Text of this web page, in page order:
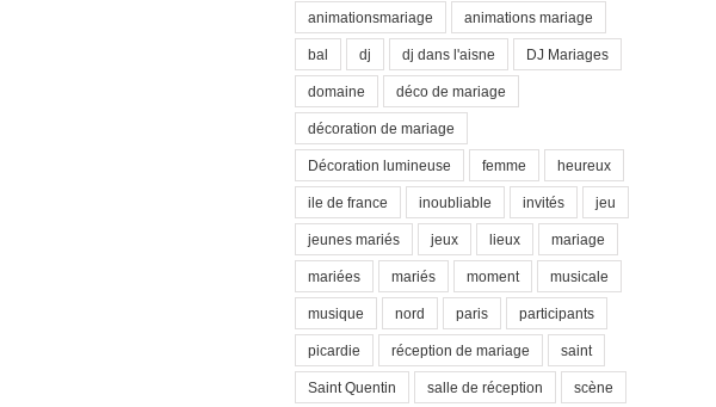
animationsmariage animations mariage
bal dj dj dans l'aisne DJ Mariages
domaine déco de mariage
décoration de mariage
Décoration lumineuse femme heureux
ile de france inoubliable invités jeu
jeunes mariés jeux lieux mariage
mariées mariés moment musicale
musique nord paris participants
picardie réception de mariage saint
Saint Quentin salle de réception scène